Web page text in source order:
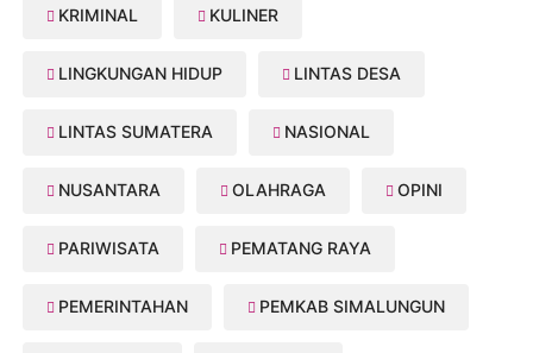
KRIMINAL KULINER
LINGKUNGAN HIDUP LINTAS DESA
LINTAS SUMATERA NASIONAL
NUSANTARA OLAHRAGA OPINI
PARIWISATA PEMATANG RAYA
PEMERINTAHAN PEMKAB SIMALUNGUN